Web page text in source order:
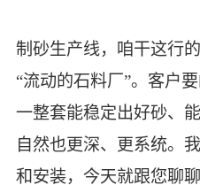
制砂生产线，咱干这行
“流动的石料厂”。客户
一整套能稳定出好砂、
自然也更深、更系统。
和安装，今天就跟您聊